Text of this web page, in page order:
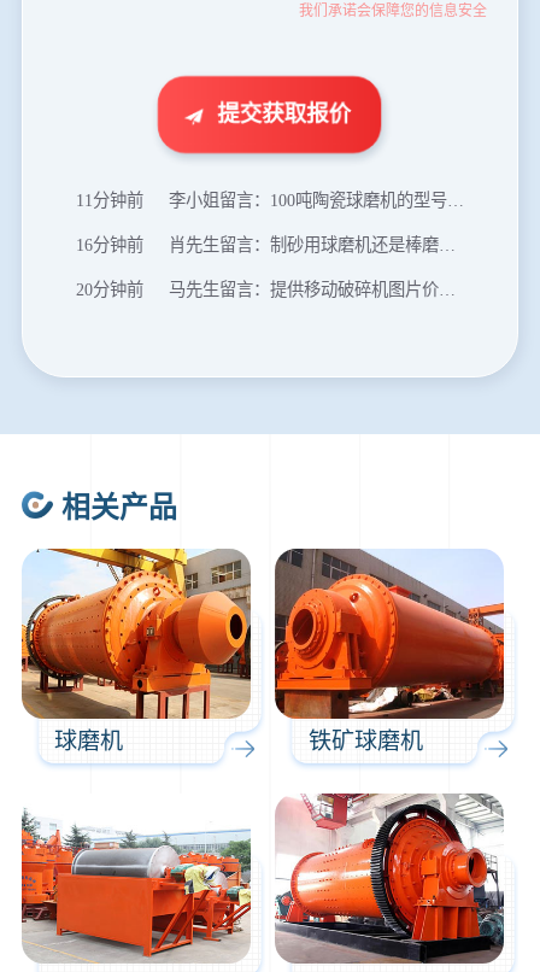
我们承诺会保障您的信息安全
提交获取报价
谢先生留言：球磨机多少钱一台？提供型号和参数。
陈先生留言：每小时100吨建筑垃圾粉碎机？推荐用什么型号？
杨先生留言：69鄂破每小时产量多少？参数和工作视频。
11分钟前 李小姐留言：100吨陶瓷球磨机的型号和参数？
16分钟前 肖先生留言：制砂用球磨机还是棒磨机？每小时100吨价格。
20分钟前 马先生留言：提供移动破碎机图片价格表。
35分钟前 张先生留言：碎石机有几种型号？碎石机械设备一套价格？
2分钟前 王先生留言：建一条石料破碎生产线，规模300吨/小时，提供设备选型和报价。
5分钟前 陈先生留言：每小时100吨建筑垃圾粉碎机？推荐用什么型号？
相关产品
球磨机 铁矿球磨机